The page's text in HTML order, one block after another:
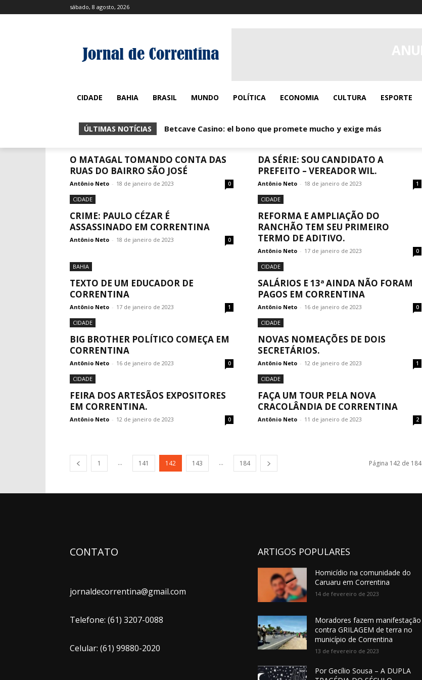
sábado, 8 agosto, 2026
CIDADE BAHIA BRASIL MUNDO POLÍTICA ECONOMIA CULTURA ESPORTE
ÚLTIMAS NOTÍCIAS Betcave Casino: el bono que promete mucho y exige más
O MATAGAL TOMANDO CONTA DAS
RUAS DO BAIRRO SÃO JOSÉ
Antônio Neto - 18 de janeiro de 2023 0
DA SÉRIE: SOU CANDIDATO A
PREFEITO – VEREADOR WIL.
Antônio Neto - 18 de janeiro de 2023 1
CIDADE
CRIME: PAULO CÉZAR É
ASSASSINADO EM CORRENTINA
Antônio Neto - 18 de janeiro de 2023 0
CIDADE
REFORMA E AMPLIAÇÃO DO
RANCHÃO TEM SEU PRIMEIRO
TERMO DE ADITIVO.
Antônio Neto - 17 de janeiro de 2023 0
BAHIA
TEXTO DE UM EDUCADOR DE
CORRENTINA
Antônio Neto - 17 de janeiro de 2023 1
CIDADE
SALÁRIOS E 13ª AINDA NÃO FORAM
PAGOS EM CORRENTINA
Antônio Neto - 16 de janeiro de 2023 0
CIDADE
BIG BROTHER POLÍTICO COMEÇA EM
CORRENTINA
Antônio Neto - 16 de janeiro de 2023 0
CIDADE
NOVAS NOMEAÇÕES DE DOIS
SECRETÁRIOS.
Antônio Neto - 12 de janeiro de 2023 1
CIDADE
FEIRA DOS ARTESÃOS EXPOSITORES
EM CORRENTINA.
Antônio Neto - 12 de janeiro de 2023 0
CIDADE
FAÇA UM TOUR PELA NOVA
CRACOLÂNDIA DE CORRENTINA
Antônio Neto - 11 de janeiro de 2023 2
1 ... 141 142 143 ... 184 Página 142 de 184
CONTATO
jornaldecorrentina@gmail.com
Telefone: (61) 3207-0088
Celular: (61) 99880-2020
ARTIGOS POPULARES
Homicídio na comunidade do
Caruaru em Correntina
14 de fevereiro de 2023
Moradores fazem manifestação
contra GRILAGEM de terra no
município de Correntina
13 de fevereiro de 2023
Por Gecílio Sousa – A DUPLA